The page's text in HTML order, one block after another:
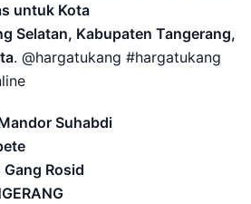
untuk Kota
Selatan, Kabupaten Tangerang,
. @hargatukang #hargatukang
Suhabdi
Rosid